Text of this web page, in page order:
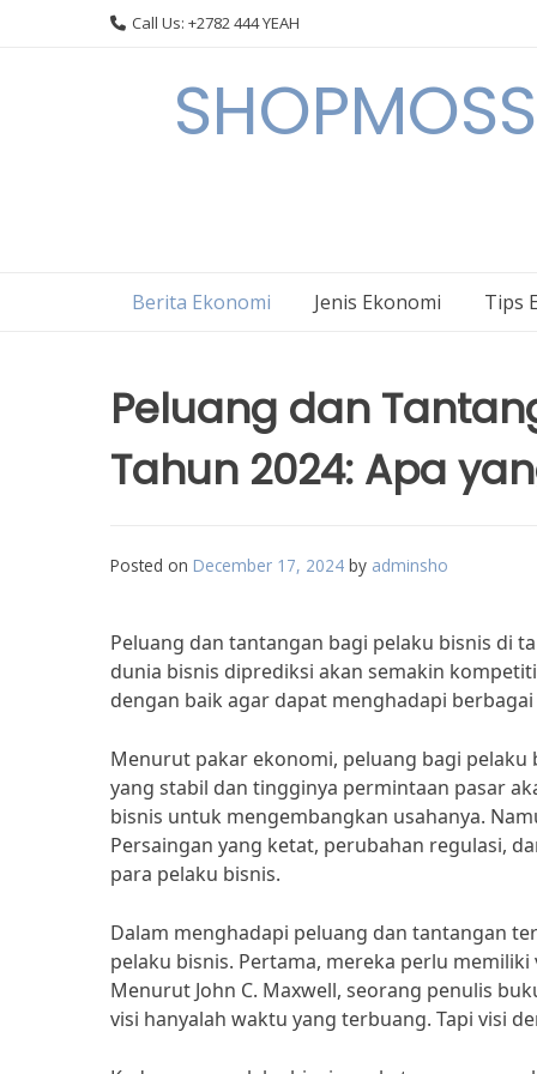
Call Us: +2782 444 YEAH
Berita Ekonomi Jenis Ekonomi Tips
Peluang dan
Tahun 2024: Apa
Posted on December 17, 2024 by adminsho
Peluang dan tantangan bagi pelaku bisnis di
dunia bisnis diprediksi akan semakin
dengan baik agar dapat menghadapi
Menurut pakar ekonomi, peluang bagi
yang stabil dan tingginya permintaan pasar
bisnis untuk mengembangkan usahanya.
Persaingan yang ketat, perubahan regulasi,
para pelaku bisnis.
Dalam menghadapi peluang dan tantangan
pelaku bisnis. Pertama, mereka perlu
Menurut John C. Maxwell, seorang penulis
visi hanyalah waktu yang terbuang. Tapi visi